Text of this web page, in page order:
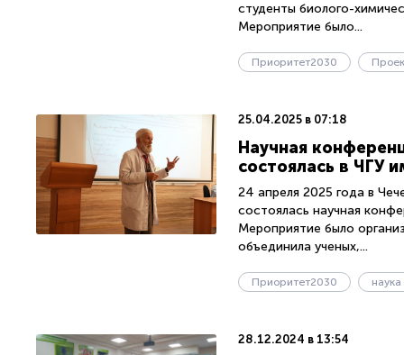
студенты биолого-
Мероприятие было...
Приоритет2030
25.04.2025 в 07:18
Научная
состоялась в ЧГУ
24 апреля 2025 года в
состоялась научная
Мероприятие было
объединила ученых,...
Приоритет2030 наука
28.12.2024 в 13:54